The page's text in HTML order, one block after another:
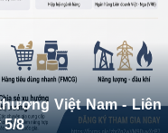
Việt Nam - Liên
5/8